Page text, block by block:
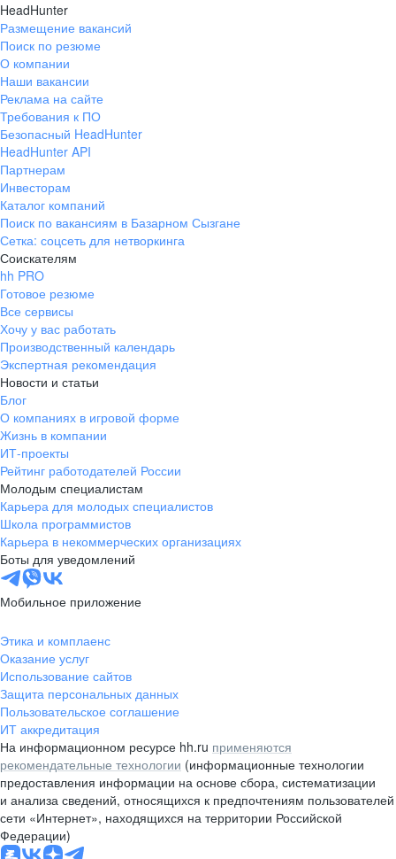
HeadHunter
Размещение вакансий
Поиск по резюме
О компании
Наши вакансии
Реклама на сайте
Требования к ПО
Безопасный HeadHunter
HeadHunter API
Партнерам
Инвесторам
Каталог компаний
Поиск по вакансиям в Базарном Сызгане
Сетка: соцсеть для нетворкинга
Соискателям
hh PRO
Готовое резюме
Все сервисы
Хочу у вас работать
Производственный календарь
Экспертная рекомендация
Новости и статьи
Блог
О компаниях в игровой форме
Жизнь в компании
ИТ-проекты
Рейтинг работодателей России
Молодым специалистам
Карьера для молодых специалистов
Школа программистов
Карьера в некоммерческих организациях
Боты для уведомлений
Мобильное приложение
Этика и комплаенс
Оказание услуг
Использование сайтов
Защита персональных данных
Пользовательское соглашение
ИТ аккредитация
На информационном ресурсе hh.ru применяются
рекомендательные технологии (информационные технологии
предоставления информации на основе сбора, систематизации
и анализа сведений, относящихся к предпочтениям пользователей
сети «Интернет», находящихся на территории Российской
Федерации)